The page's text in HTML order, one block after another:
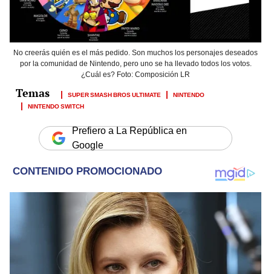
No creerás quién es el más pedido. Son muchos los personajes deseados
por la comunidad de Nintendo, pero uno se ha llevado todos los votos.
¿Cuál es? Foto: Composición LR
SUPER SMASH BROS ULTIMATE
NINTENDO
NINTENDO SWITCH
Prefiero a La República en
Google